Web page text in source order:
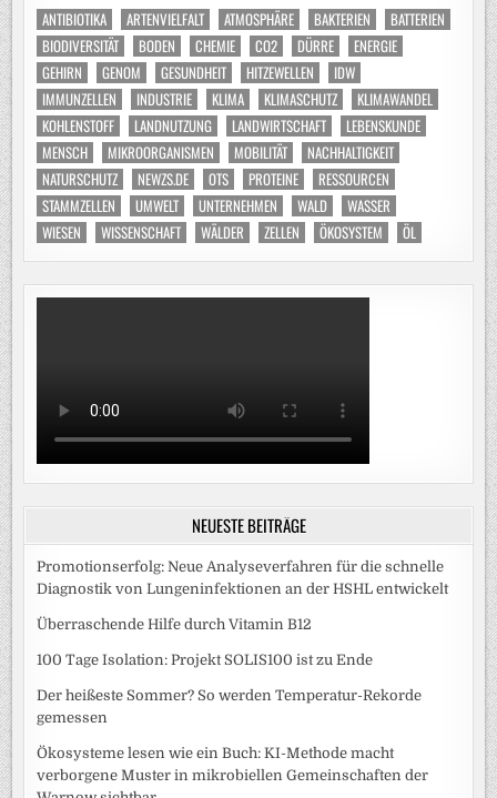
ANTIBIOTIKA ARTENVIELFALT ATMOSPHÄRE BAKTERIEN
BATTERIEN
BIODIVERSITÄT
BODEN CHEMIE CO2 DÜRRE
ENERGIE
GEHIRN
GENOM GESUNDHEIT HITZEWELLEN
IDW
IMMUNZELLEN
INDUSTRIE KLIMA KLIMASCHUTZ
KLIMAWANDEL
KOHLENSTOFF
LANDNUTZUNG LANDWIRTSCHAFT
LEBENSKUNDE
MENSCH
MIKROORGANISMEN MOBILITÄT
NACHHALTIGKEIT
NATURSCHUTZ
NEWZS.DE OTS PROTEINE
RESSOURCEN
STAMMZELLEN
UMWELT UNTERNEHMEN WALD
WASSER
WIESEN
WISSENSCHAFT WÄLDER ZELLEN ÖKOSYSTEM ÖL
NEUESTE BEITRÄGE
Promotionserfolg: Neue Analyseverfahren für die schnelle
Diagnostik von Lungeninfektionen an der HSHL entwickelt
Überraschende Hilfe durch Vitamin B12
100 Tage Isolation: Projekt SOLIS100 ist zu Ende
Der heißeste Sommer? So werden Temperatur-Rekorde
gemessen
Ökosysteme lesen wie ein Buch: KI-Methode macht
verborgene Muster in mikrobiellen Gemeinschaften der